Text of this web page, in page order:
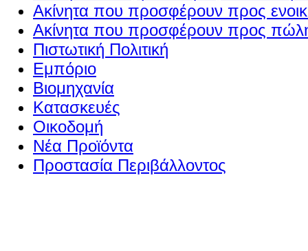
Ακίνητα που προσφέρουν προς
Ακίνητα που προσφέρουν προς
Πιστωτική Πολιτική
Εμπόριο
Βιομηχανία
Κατασκευές
Οικοδομή
Νέα Προϊόντα
Προστασία Περιβάλλοντος